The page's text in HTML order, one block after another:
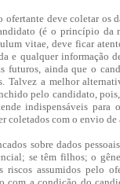
ofertante deve coletar os
(é o princípio da
vitae, deve ficar
e qualquer informação
futuros, ainda que o
Talvez a melhor
pelo candidato,
indispensáveis
coletados com o envio
sobre dados
se têm filhos; o
riscos assumidos pelo